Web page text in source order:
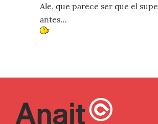
Ale, que parece ser que el
antes…